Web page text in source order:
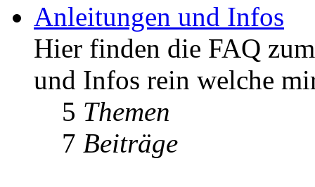
Anleitungen und Infos
Hier finden die FAQ
und Infos rein welche
5 Themen
7 Beiträge